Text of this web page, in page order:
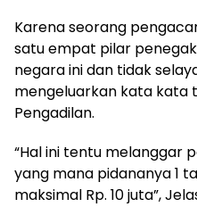
Karena seorang
satu empat pilar
negara ini dan tidak
mengeluarkan kata kata
Pengadilan.
“Hal ini tentu melanggar
yang mana pidananya 1
maksimal Rp. 10 juta”,